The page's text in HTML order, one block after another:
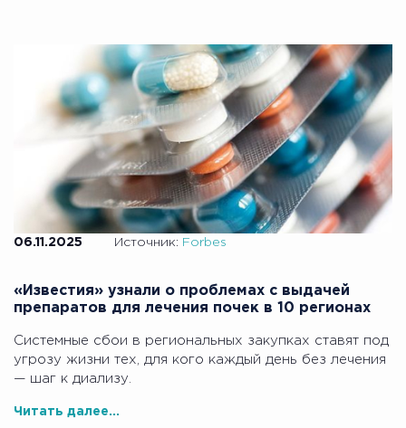
06.11.2025 Источник: Forbes
«Известия» узнали о проблемах с выдачей
препаратов для лечения почек в 10 регионах
Системные сбои в региональных закупках ставят под
угрозу жизни тех, для кого каждый день без лечения
— шаг к диализу.
Читать далее...